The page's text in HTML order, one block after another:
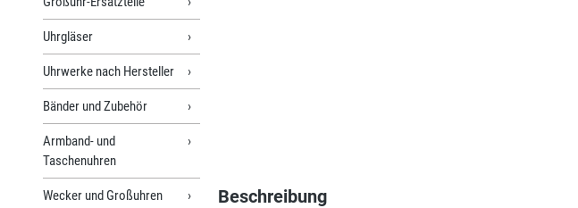
Uhrgläser
Uhrwerke nach Hersteller
Bänder und Zubehör
Armband- und
Taschenuhren
Wecker und Großuhren Beschreibung